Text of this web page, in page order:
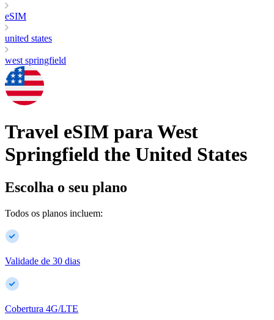
eSIM
united states
west springfield
Travel eSIM paraWest
Springfield the United States
Escolha o seu plano
Todos os planos incluem:
Validade de 30 dias
Cobertura 4G/LTE